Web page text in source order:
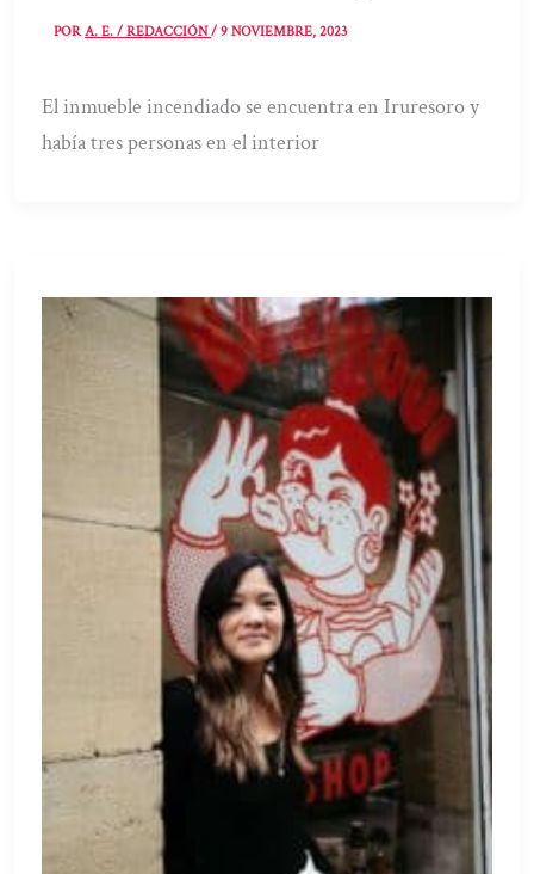
PORA. E. / REDACCIÓN/9 NOVIEMBRE, 2023
El inmueble incendiado se encuentra en Iruresoro y
había tres personas en el interior